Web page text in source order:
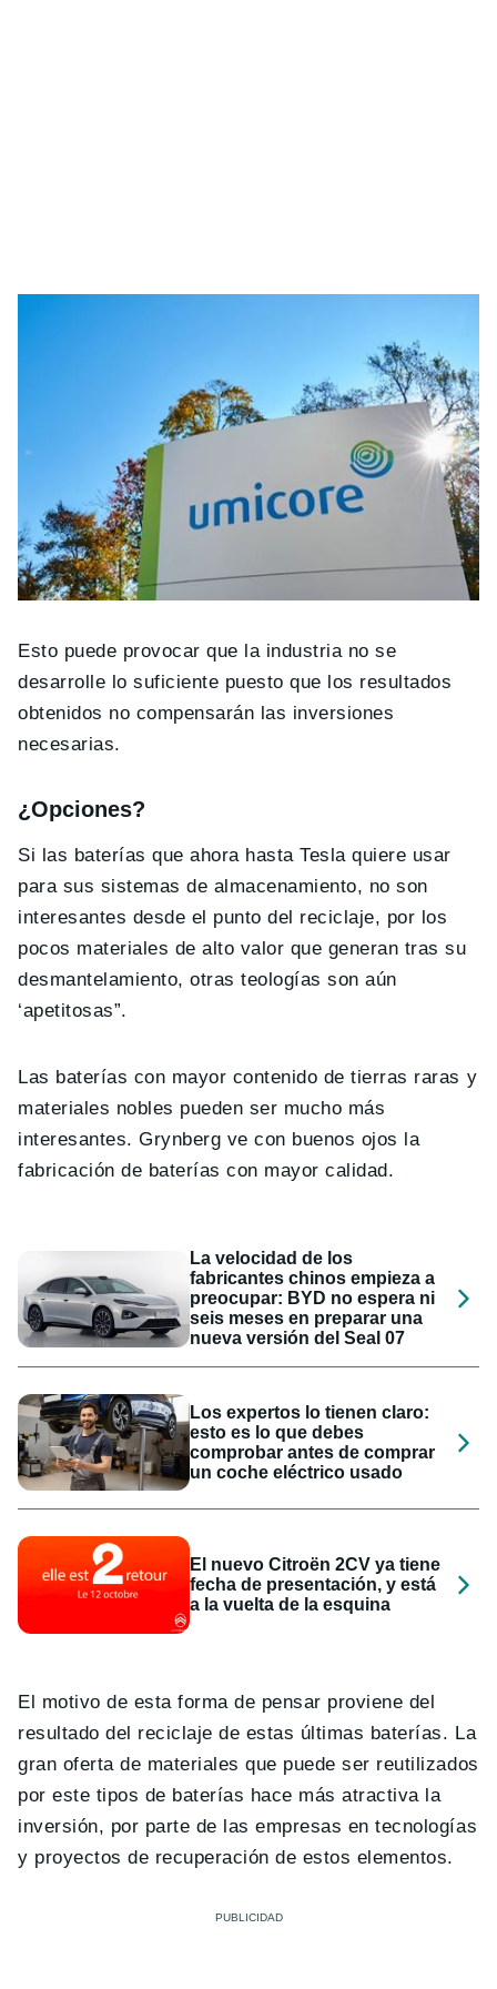
Esto puede provocar que la industria no se
desarrolle lo suficiente puesto que los resultados
obtenidos no compensarán las inversiones
necesarias.
¿Opciones?
Si las baterías que ahora hasta Tesla quiere usar
para sus sistemas de almacenamiento, no son
interesantes desde el punto del reciclaje, por los
pocos materiales de alto valor que generan tras su
desmantelamiento, otras teologías son aún
‘apetitosas”.
Las baterías con mayor contenido de tierras raras y
materiales nobles pueden ser mucho más
interesantes. Grynberg ve con buenos ojos la
fabricación de baterías con mayor calidad.
La velocidad de los
fabricantes chinos empieza a
preocupar: BYD no espera ni
seis meses en preparar una
nueva versión del Seal 07
Los expertos lo tienen claro:
esto es lo que debes
comprobar antes de comprar
un coche eléctrico usado
El nuevo Citroën 2CV ya tiene
fecha de presentación, y está
a la vuelta de la esquina
El motivo de esta forma de pensar proviene del
resultado del reciclaje de estas últimas baterías. La
gran oferta de materiales que puede ser reutilizados
por este tipos de baterías hace más atractiva la
inversión, por parte de las empresas en tecnologías
y proyectos de recuperación de estos elementos.